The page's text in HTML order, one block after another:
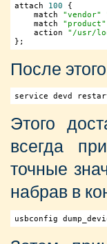
attach 100 {
    match
"vendor"
    match
"product"
    action
"/usr/
После
service devd
Этого
всегда
точные
набрав в
usbconfig